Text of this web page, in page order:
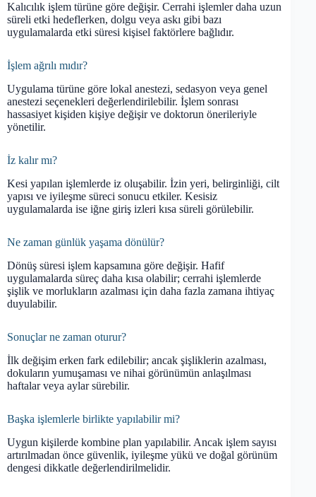
Kalıcılık işlem türüne göre değişir. Cerrahi işlemler daha uzun
süreli etki hedeflerken, dolgu veya askı gibi bazı
uygulamalarda etki süresi kişisel faktörlere bağlıdır.
İşlem ağrılı mıdır?
Uygulama türüne göre lokal anestezi, sedasyon veya genel
anestezi seçenekleri değerlendirilebilir. İşlem sonrası
hassasiyet kişiden kişiye değişir ve doktorun önerileriyle
yönetilir.
İz kalır mı?
Kesi yapılan işlemlerde iz oluşabilir. İzin yeri, belirginliği, cilt
yapısı ve iyileşme süreci sonucu etkiler. Kesisiz
uygulamalarda ise iğne giriş izleri kısa süreli görülebilir.
Ne zaman günlük yaşama dönülür?
Dönüş süresi işlem kapsamına göre değişir. Hafif
uygulamalarda süreç daha kısa olabilir; cerrahi işlemlerde
şişlik ve morlukların azalması için daha fazla zamana ihtiyaç
duyulabilir.
Sonuçlar ne zaman oturur?
İlk değişim erken fark edilebilir; ancak şişliklerin azalması,
dokuların yumuşaması ve nihai görünümün anlaşılması
haftalar veya aylar sürebilir.
Başka işlemlerle birlikte yapılabilir mi?
Uygun kişilerde kombine plan yapılabilir. Ancak işlem sayısı
artırılmadan önce güvenlik, iyileşme yükü ve doğal görünüm
dengesi dikkatle değerlendirilmelidir.